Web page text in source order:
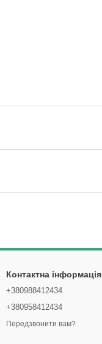
Контактна інформація
+380988412434
+380958412434
Передзвонити вам?